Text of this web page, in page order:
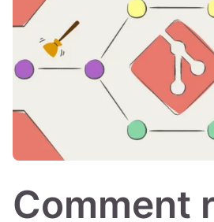
Comment